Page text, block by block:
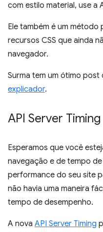
com estilo material, use a
Ele também é um
recursos CSS que ainda
navegador.
Surma tem um ótimo post
explicador.
API Server Timing
Esperamos que você
navegação e de tempo
performance do seu site
não havia uma maneira
tempo de desempenho.
A nova API Server Timing